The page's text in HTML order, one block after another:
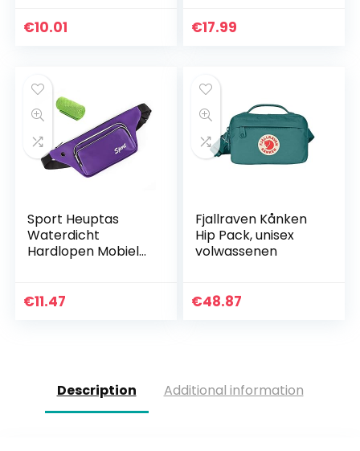
Sport Bum Bag
€10.01
joggen fietsen tas
€17.99
Sport Heuptas
Waterdicht
Hardlopen Mobiele
Dames Heren
€11.47
Fjallraven Kånken
Hip Pack, unisex
volwassenen
€48.87
Description Additional information